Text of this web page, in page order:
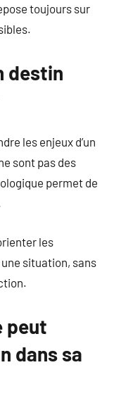
toujours sur
destin
les enjeux d’un
sont pas des
permet de
les
situation, sans
peut
dans sa